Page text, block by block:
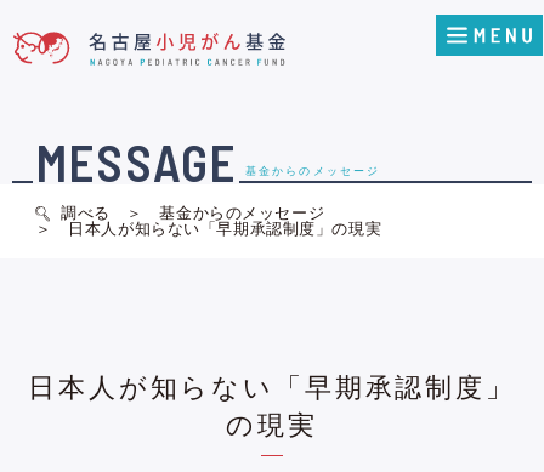
MESSAGE 基金からのメッセージ
調べる
基金からのメッセージ
日本人が知らない「早期承認制度」の現実
日本人が知らない「早期承認制度」
の現実